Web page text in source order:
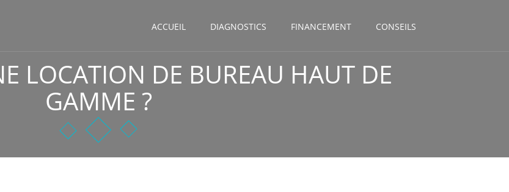
ACCUEIL DIAGNOSTICS FINANCEMENT CONSEILS
LOCATION DE BUREAU HAUT DE
GAMME ?